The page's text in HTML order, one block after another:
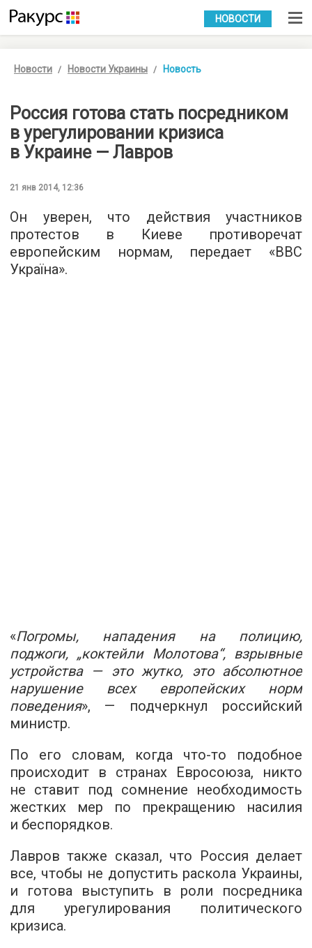
УКР РУС
НОВОСТИ
Новости Новости Украины Новость
Россия готова стать посредником
в урегулировании кризиса
в Украине — Лавров
21 янв 2014, 12:36
Он уверен, что действия участников
протестов в Киеве противоречат
европейским нормам, передает «BBC
Україна».
«Погромы, нападения на полицию,
поджоги, „коктейли Молотова“, взрывные
устройства — это жутко, это абсолютное
нарушение всех европейских норм
поведения», — подчеркнул российский
министр.
По его словам, когда что-то подобное
происходит в странах Евросоюза, никто
не ставит под сомнение необходимость
жестких мер по прекращению насилия
и беспорядков.
Лавров также сказал, что Россия делает
все, чтобы не допустить раскола Украины,
и готова выступить в роли посредника
для урегулирования политического
кризиса.